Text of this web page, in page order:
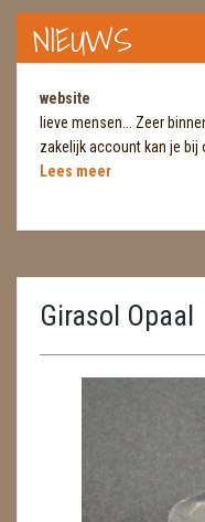
BOEKEN & KAARTEN
BROEKZAKSTENEN
CADEAUBONNEN
DIERTJES
DIVERSE
ENGELEN
GEODE 'S /
HANGERS
NIEUWS
website
lieve mensen... Zeer
zakelijk account kan je bij
Lees meer
Girasol Opaal